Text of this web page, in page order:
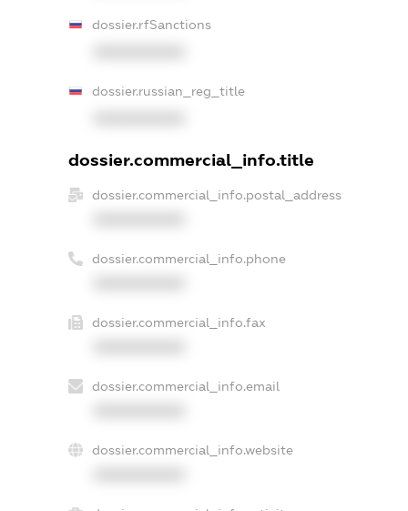
dossier.rfSanctions
dossier.russian_reg_title
dossier.commercial_info.title
dossier.commercial_info.postal_address
dossier.commercial_info.phone
dossier.commercial_info.fax
dossier.commercial_info.email
dossier.commercial_info.website